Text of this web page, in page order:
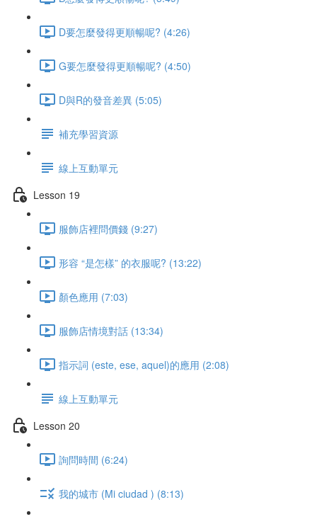
D要怎麼發得更順暢呢? (4:26)
G要怎麼發得更順暢呢? (4:50)
D與R的發音差異 (5:05)
補充學習資源
線上互動單元
Lesson 19
服飾店裡問價錢 (9:27)
形容 “是怎樣” 的衣服呢? (13:22)
顏色應用 (7:03)
服飾店情境對話 (13:34)
指示詞 (este, ese, aquel)的應用 (2:08)
線上互動單元
Lesson 20
詢問時間 (6:24)
我的城市 (Mi ciudad ) (8:13)